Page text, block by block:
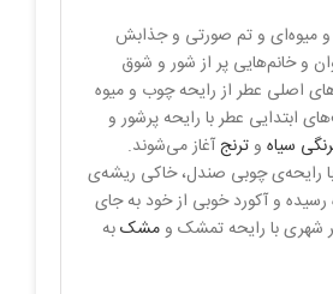
و میوه‌ای و تم صورتی و جذابش
و خانم‌هایی پر از شور و شوق
اصلی عطر از رایحه چوب و میوه
ابتدایی عطر با رایحه پرشور و
سیاهوترنجآغاز می‌شوند.
رایحه‌ی چوبی صندل، خاکی ریشه‌ی
رسیده و آکورد خوبی از خود به جای
شهری با رایحه تمشک ومشکبه